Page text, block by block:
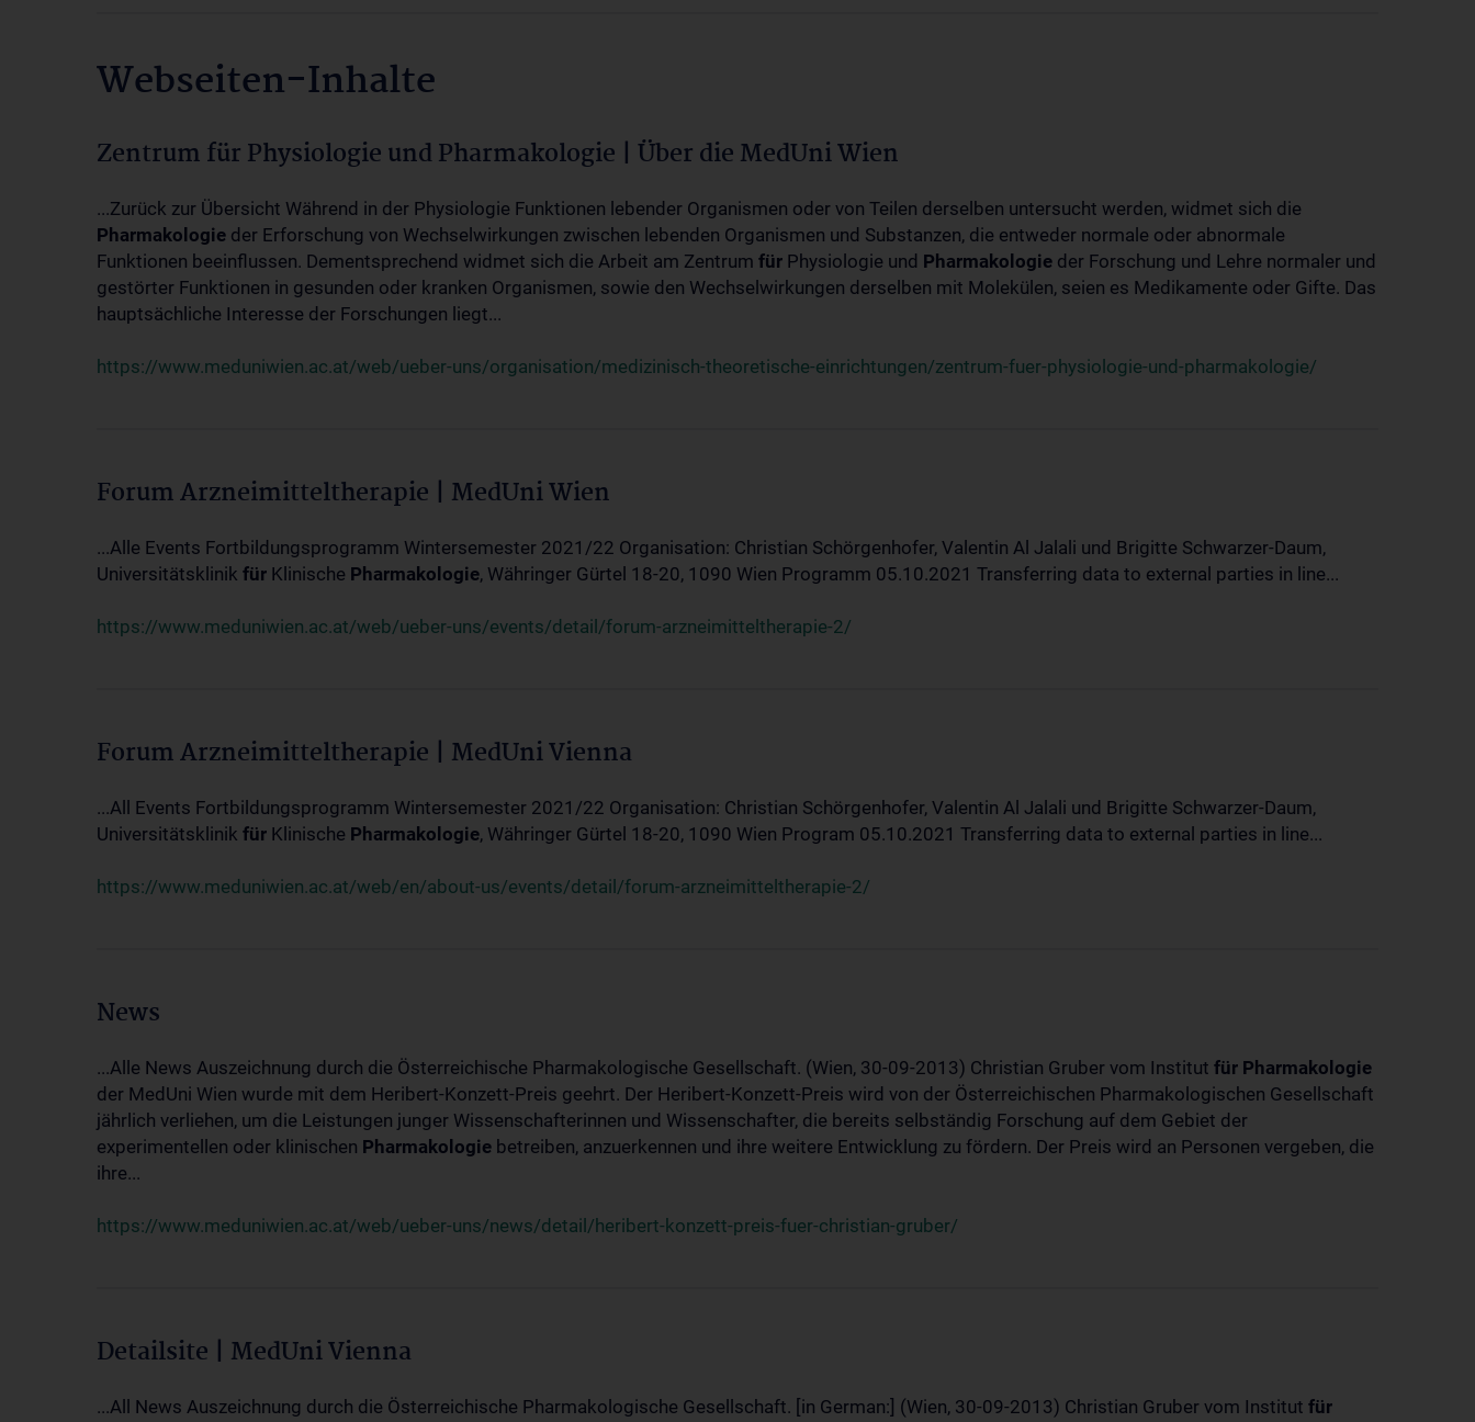
Webseiten-Inhalte
Zentrum für Physiologie und Pharmakologie | Über die MedUni Wien
...Zurück zur Übersicht Während in der Physiologie Funktionen lebender Organismen oder von Teilen derselben untersucht werden, widmet sich die
Pharmakologie der Erforschung von Wechselwirkungen zwischen lebenden Organismen und Substanzen, die entweder normale oder abnormale
Funktionen beeinflussen. Dementsprechend widmet sich die Arbeit am Zentrum für Physiologie und Pharmakologie der Forschung und Lehre normaler und
gestörter Funktionen in gesunden oder kranken Organismen, sowie den Wechselwirkungen derselben mit Molekülen, seien es Medikamente oder Gifte. Das
hauptsächliche Interesse der Forschungen liegt...
https://www.meduniwien.ac.at/web/ueber-uns/organisation/medizinisch-theoretische-einrichtungen/zentrum-fuer-physiologie-und-pharmakologie/
Forum Arzneimitteltherapie | MedUni Wien
...Alle Events Fortbildungsprogramm Wintersemester 2021/22 Organisation: Christian Schörgenhofer, Valentin Al Jalali und Brigitte Schwarzer-Daum,
Universitätsklinik für Klinische Pharmakologie, Währinger Gürtel 18-20, 1090 Wien Programm 05.10.2021 Transferring data to external parties in line...
https://www.meduniwien.ac.at/web/ueber-uns/events/detail/forum-arzneimitteltherapie-2/
Forum Arzneimitteltherapie | MedUni Vienna
...All Events Fortbildungsprogramm Wintersemester 2021/22 Organisation: Christian Schörgenhofer, Valentin Al Jalali und Brigitte Schwarzer-Daum,
Universitätsklinik für Klinische Pharmakologie, Währinger Gürtel 18-20, 1090 Wien Program 05.10.2021 Transferring data to external parties in line...
https://www.meduniwien.ac.at/web/en/about-us/events/detail/forum-arzneimitteltherapie-2/
News
...Alle News Auszeichnung durch die Österreichische Pharmakologische Gesellschaft. (Wien, 30-09-2013) Christian Gruber vom Institut für Pharmakologie
der MedUni Wien wurde mit dem Heribert-Konzett-Preis geehrt. Der Heribert-Konzett-Preis wird von der Österreichischen Pharmakologischen Gesellschaft
jährlich verliehen, um die Leistungen junger Wissenschafterinnen und Wissenschafter, die bereits selbständig Forschung auf dem Gebiet der
experimentellen oder klinischen Pharmakologie betreiben, anzuerkennen und ihre weitere Entwicklung zu fördern. Der Preis wird an Personen vergeben, die
ihre...
https://www.meduniwien.ac.at/web/ueber-uns/news/detail/heribert-konzett-preis-fuer-christian-gruber/
Detailsite | MedUni Vienna
...All News Auszeichnung durch die Österreichische Pharmakologische Gesellschaft. [in German:] (Wien, 30-09-2013) Christian Gruber vom Institut für